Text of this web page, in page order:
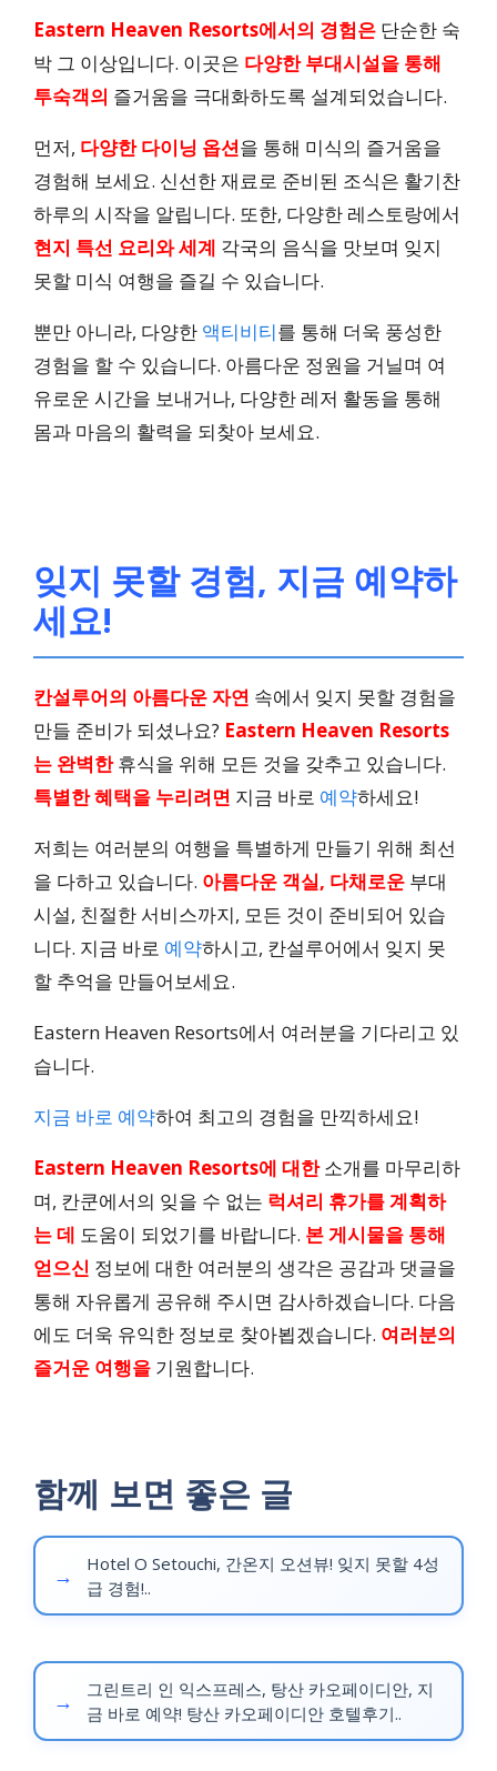
Eastern Heaven Resorts에서의 경험은 단순한 숙
박 그 이상입니다. 이곳은 다양한 부대시설을 통해
투숙객의 즐거움을 극대화하도록 설계되었습니다.
먼저, 다양한 다이닝 옵션을 통해 미식의 즐거움을
경험해 보세요. 신선한 재료로 준비된 조식은 활기찬
하루의 시작을 알립니다. 또한, 다양한 레스토랑에서
현지 특선 요리와 세계 각국의 음식을 맛보며 잊지
못할 미식 여행을 즐길 수 있습니다.
뿐만 아니라, 다양한 액티비티를 통해 더욱 풍성한
경험을 할 수 있습니다. 아름다운 정원을 거닐며 여
유로운 시간을 보내거나, 다양한 레저 활동을 통해
몸과 마음의 활력을 되찾아 보세요.
잊지 못할 경험, 지금 예약하
세요!
칸설루어의 아름다운 자연 속에서 잊지 못할 경험을
만들 준비가 되셨나요? Eastern Heaven Resorts
는 완벽한휴식을 위해 모든 것을 갖추고 있습니다.
특별한 혜택을 누리려면 지금 바로 예약하세요!
저희는 여러분의 여행을 특별하게 만들기 위해 최선
을 다하고 있습니다. 아름다운 객실, 다채로운 부대
시설, 친절한 서비스까지, 모든 것이 준비되어 있습
니다. 지금 바로 예약하시고, 칸설루어에서 잊지 못
할 추억을 만들어보세요.
Eastern Heaven Resorts에서 여러분을 기다리고 있
습니다.
지금 바로 예약하여 최고의 경험을 만끽하세요!
Eastern Heaven Resorts에 대한소개를 마무리하
며, 칸쿤에서의 잊을 수 없는 럭셔리 휴가를 계획하
는 데 도움이 되었기를 바랍니다. 본 게시물을 통해
얻으신 정보에 대한 여러분의 생각은 공감과 댓글을
통해 자유롭게 공유해 주시면 감사하겠습니다. 다음
에도 더욱 유익한 정보로 찾아뵙겠습니다. 여러분의
즐거운 여행을 기원합니다.
함께 보면 좋은 글
Hotel O Setouchi, 간온지 오션뷰! 잊지 못할 4성
급 경험!..
그린트리 인 익스프레스, 탕산 카오페이디안, 지
금 바로 예약! 탕산 카오페이디안 호텔후기..